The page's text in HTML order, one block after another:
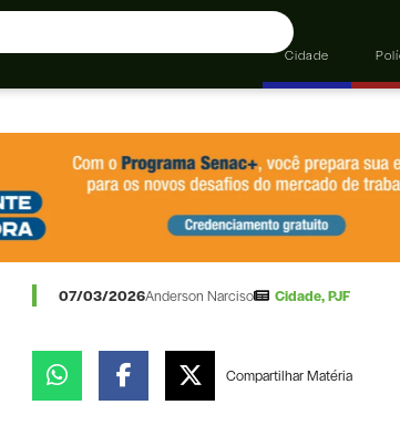
Cidade
07/03/2026Anderson Narciso Cidade,PJF
CompartilharMatéria